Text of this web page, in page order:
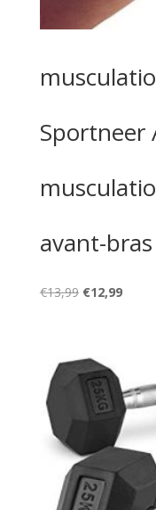
Sportneer
avant-
€13,99 Le
€13,99.
€12,99Le